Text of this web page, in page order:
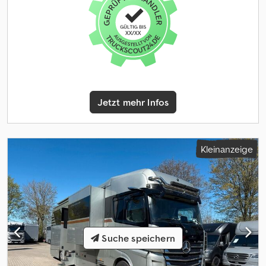
Ziegler,Motor 6 Zylinder OM 352, Höchstgeschwindigkeit 89 km/h
ZUBEHÖRANGABEN OHNE GEWÄHR, Änderungen,
Zwischenverkauf und Irrtümer vorbehalten! Dsdpsvhhf Sjfx
Jetzt mehr Infos
Kleinanzeige
Suche speichern